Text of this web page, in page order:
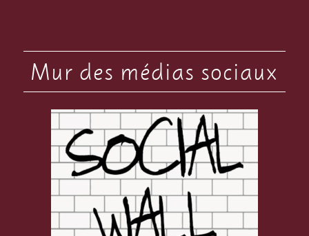
Mur des médias sociaux